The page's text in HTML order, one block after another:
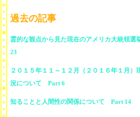
過去の記事
霊的な観点から見た現在のアメリカ大統領
23
２０１５年１１～１２月（２０１６年１月）
況について Part 6
知ることと人間性の関係について Part 14